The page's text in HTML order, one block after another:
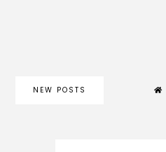
NEW POSTS